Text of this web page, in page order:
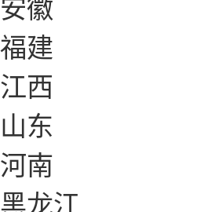
福建
江西
山东
河南
黑龙江